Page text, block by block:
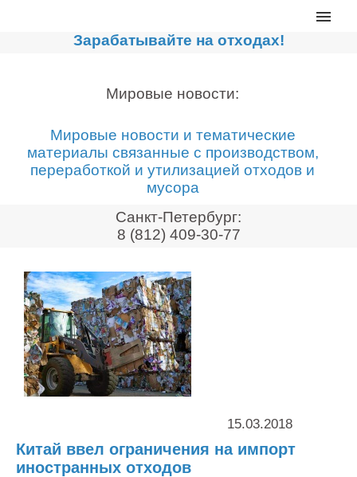
Главная
Сортировочные линии
Дробильное оборудование
Компакторы, контейнеры
Реализованные проекты
Видео
Новости компании
Мировые новости
О нас
Контакты
Оставить заявку
Зарабатывайте на отходах!
Мировые новости:
Мировые новости и тематические
материалы связанные с производством,
переработкой и утилизацией отходов и
мусора
Санкт-Петербург:
8 (812) 409-30-77
15.03.2018
Китай ввел ограничения на импорт
иностранных отходов